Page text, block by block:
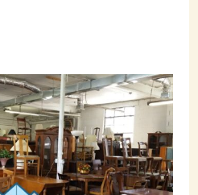
شراء
اثاث
مستعمل
بينبع